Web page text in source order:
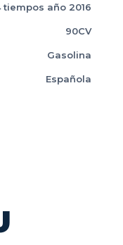
tiempos año 2016
90CV
Gasolina
Española